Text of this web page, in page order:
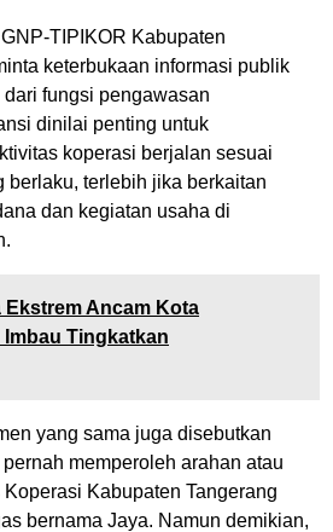
TIPIKOR Kabupaten
keterbukaan informasi publik
fungsi pengawasan
dinilai penting untuk
koperasi berjalan sesuai
berlaku, terlebih jika berkaitan
dan kegiatan usaha di
Ekstrem Ancam Kota
Tingkatkan
yang sama juga disebutkan
memperoleh arahan atau
Kabupaten Tangerang
bernama Jaya. Namun demikian,